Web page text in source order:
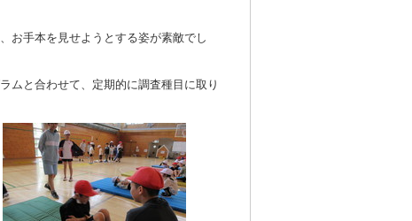
お手本を見せようとする姿が素敵でし
ムと合わせて、定期的に調査種目に取り